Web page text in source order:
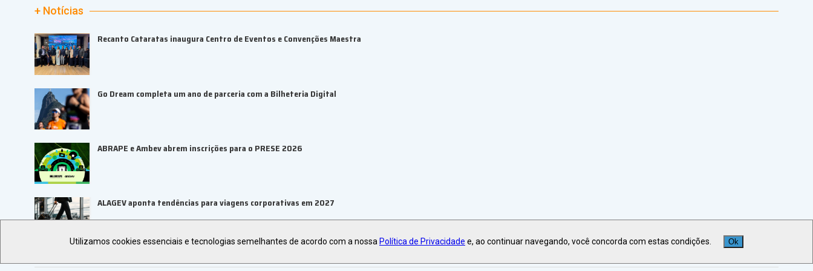
+ Notícias
Recanto Cataratas inaugura Centro de Eventos e Convenções Maestra
Go Dream completa um ano de parceria com a Bilheteria Digital
ABRAPE e Ambev abrem inscrições para o PRESE 2026
ALAGEV aponta tendências para viagens corporativas em 2027
Últimas Notícias
Utilizamos cookies essenciais e tecnologias semelhantes de acordo com a nossa Política de Privacidade e, ao continuar navegando, você concorda com estas condições. Ok